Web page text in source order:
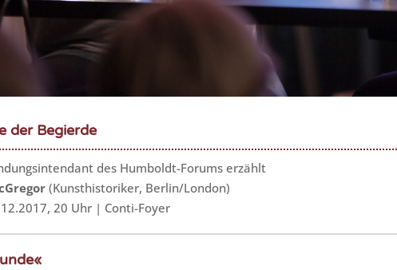
der Begierde
des Humboldt-Forums erzählt
(Kunsthistoriker, Berlin/London)
20 Uhr | Conti-Foyer